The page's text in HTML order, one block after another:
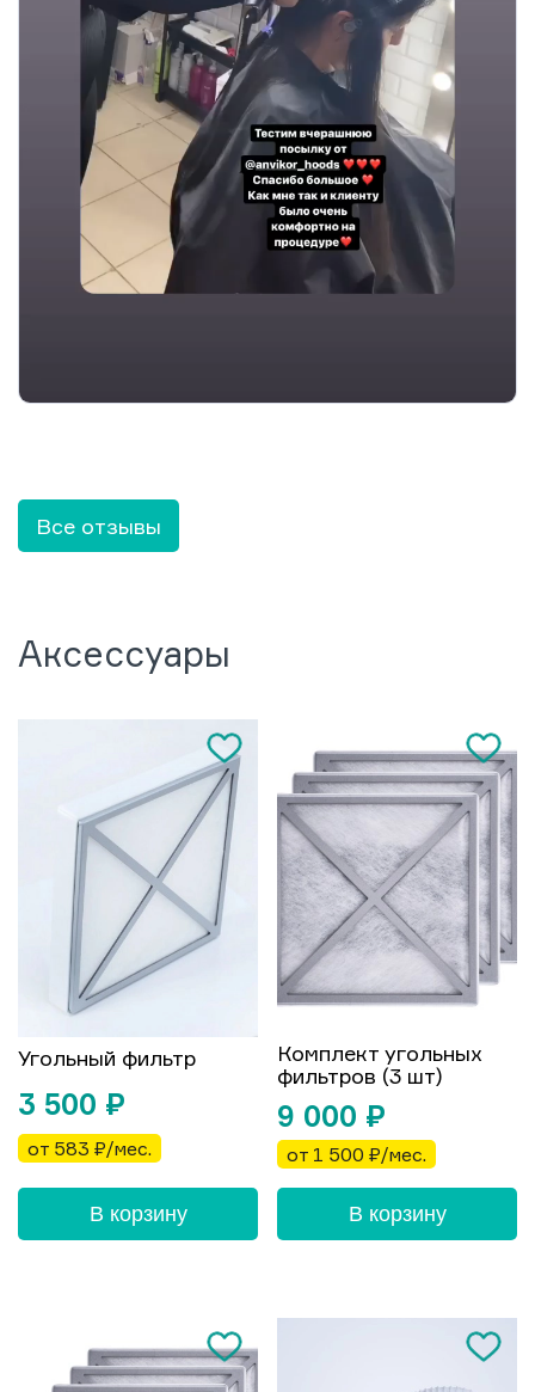
Все отзывы
Аксессуары
Угольный фильтр
3 500 ₽
от 583 ₽/мес.
В корзину
Комплект угольных
фильтров (3 шт)
9 000 ₽
от 1 500 ₽/мес.
В корзину